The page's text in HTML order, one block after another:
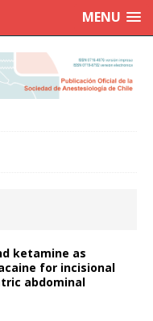
MENU
ketamine as
for incisional
abdominal